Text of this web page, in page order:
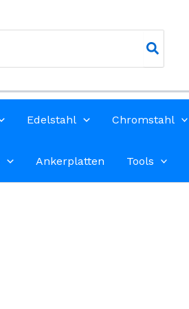
Edelstahl Chromstahl
Ankerplatten Tools